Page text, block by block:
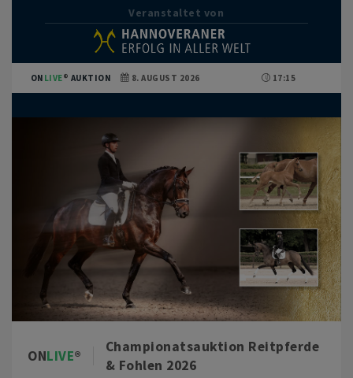
Veranstaltet von
ON LIVE AUKTION 8. AUGUST 2026 17:15
ONLIVE
Championatsauktion Reitpferde
& Fohlen 2026